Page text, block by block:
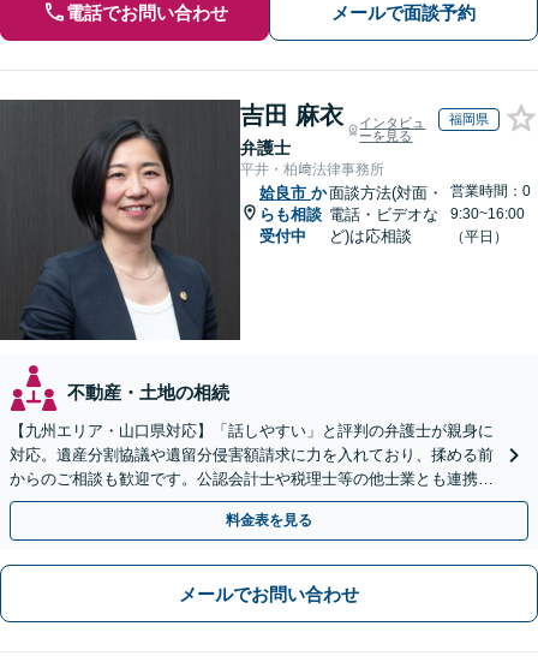
電話でお問い合わせ メールで面談予約
吉田 麻衣
弁護士
インタビュ
ーを見る
福岡県
平井・柏﨑法律事務所
姶良市 か
らも相談
受付中
面談方法(対面・
電話・ビデオな
ど)は応相談
営業時間：0
9:30~16:00
（平日）
不動産・土地の相続
【九州エリア・山口県対応】「話しやすい」と評判の弁護士が親身に
対応。遺産分割協議や遺留分侵害額請求に力を入れており、揉める前
からのご相談も歓迎です。公認会計士や税理士等の他士業とも連携
し、円満な解決を全力でサポートいたします。
料金表を見る
メールでお問い合わせ